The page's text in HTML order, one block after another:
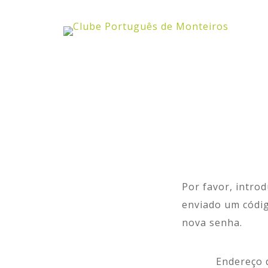
Por favor,
enviado um
nova senha.
Endereço